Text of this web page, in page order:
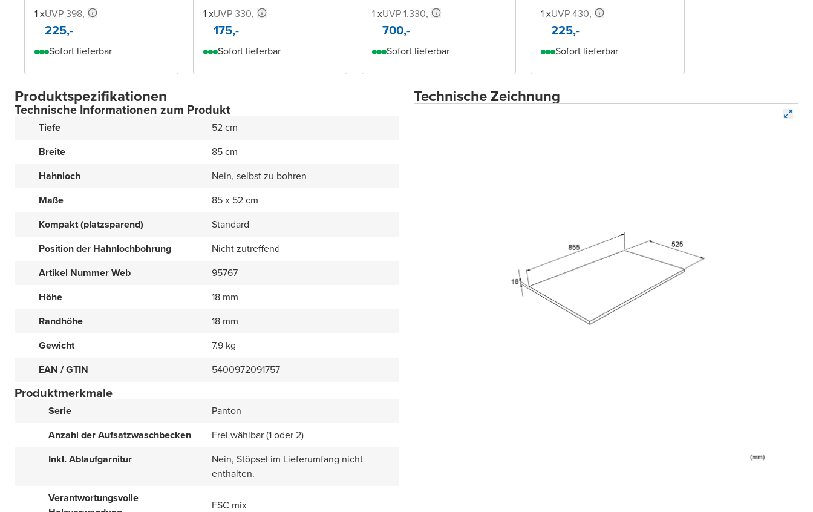
1 xUVP 398,-
225,-
Sofort lieferbar
1 xUVP 330,-
175,-
Sofort lieferbar
1 xUVP 1.330,-
700,-
Sofort lieferbar
1 xUVP 430,-
225,-
Sofort lieferbar
Produktspezifikationen
Technische Informationen zum Produkt
Tiefe
52 cm
Breite
85 cm
Hahnloch
Nein, selbst zu bohren
Maße
85 x 52 cm
Kompakt (platzsparend)
Standard
Position der Hahnlochbohrung
Nicht zutreffend
Artikel Nummer Web
95767
Höhe
18 mm
Randhöhe
18 mm
Gewicht
7.9 kg
EAN / GTIN
5400972091757
Produktmerkmale
Serie
Panton
Anzahl der Aufsatzwaschbecken
Frei wählbar (1 oder 2)
Inkl. Ablaufgarnitur
Nein, Stöpsel im Lieferumfang nicht
enthalten.
Verantwortungsvolle
FSC mix
Technische Zeichnung